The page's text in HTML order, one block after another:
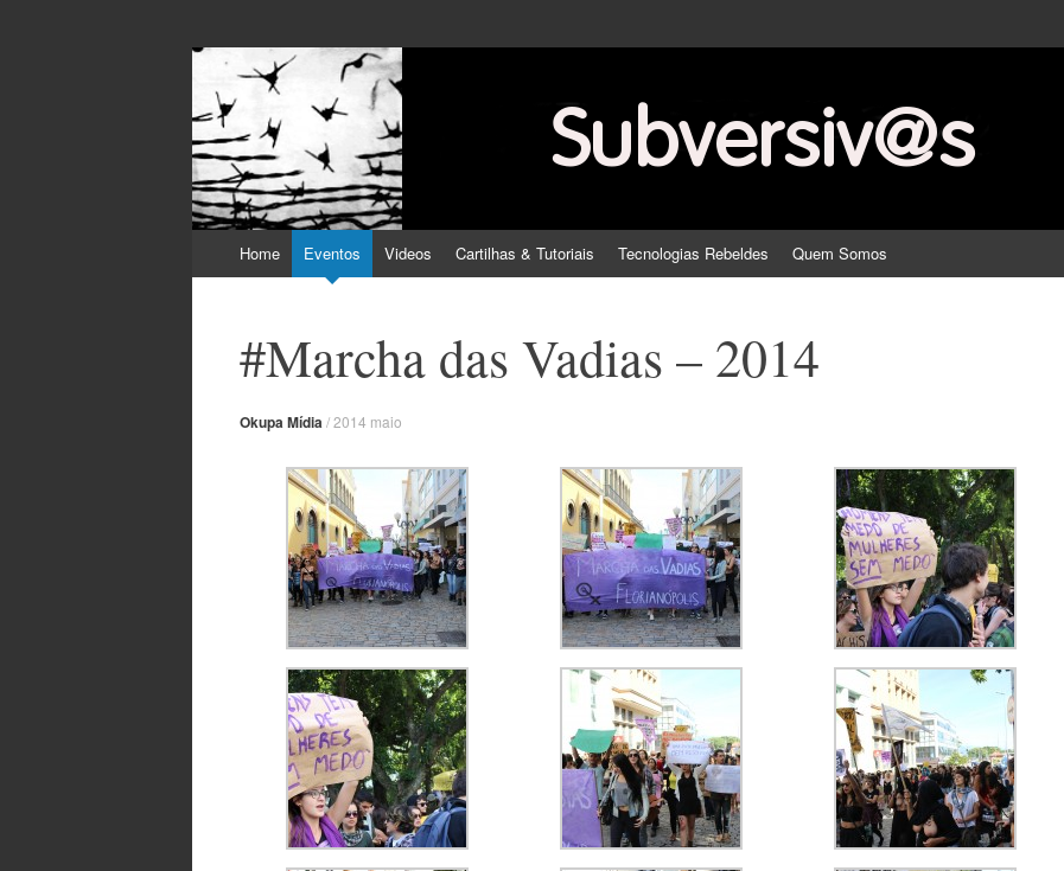
para
Home Eventos Videos Cartilhas & Tutoriais Tecnologias Rebeldes Quem Somos
#Marcha das Vadias – 2014
Okupa Mídia/2014 maio